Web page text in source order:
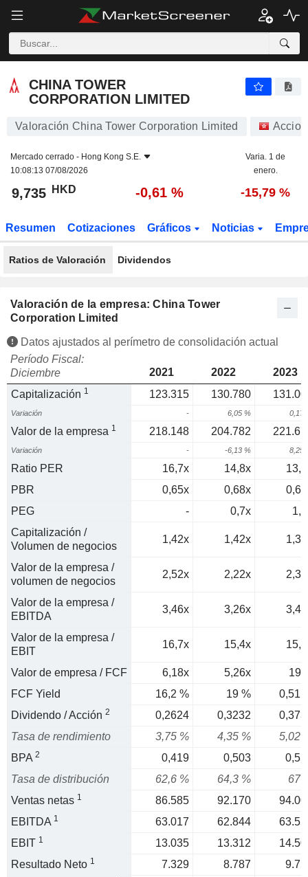
CHINA TOWER
CORPORATION LIMITED
Valoración China Tower Corporation Limited
Mercado cerrado - Hong Kong S.E.
10:08:13 07/08/2026
Varia. 1 de
enero.
9,735 HKD -0,61 % -15,79 %
Resumen Cotizaciones Gráficos Noticias
Ratios de Valoración Dividendos
Valoración de la empresa: China Tower
Corporation Limited
Datos ajustados al perímetro de consolidación actual
Período Fiscal:
Diciembre
2021 2022
2023
Capitalización 1 123.315 130.780
Variación - 6,05 % 0,17
Valor de la empresa 1 218.148 204.782
Variación - -6,13 % 8,25
Ratio PER 16,7x 14,8x
PBR
0,65x 0,68x
PEG
- 0,7x
Capitalización /
Volumen de negocios
1,42x 1,42x
Valor de la empresa /
volumen de negocios
2,52x 2,22x
Valor de la empresa /
EBITDA
3,46x 3,26x
Valor de la empresa /
EBIT
16,7x 15,4x
Valor de empresa / FCF 6,18x 5,26x
FCF Yield
16,2 % 19 %
0,51
Dividendo / Acción 2 0,2624 0,3232
Tasa de rendimiento
3,75 % 4,35 %
5,02
BPA 2 0,419 0,503
Tasa de distribución
62,6 % 64,3 %
67
Ventas netas 1 86.585 92.170
EBITDA 1 63.017 62.844
EBIT 1 13.035 13.312
Resultado Neto 1 7.329 8.787